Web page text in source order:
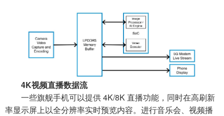
4K视频直播数据流
一些旗舰手机可以提供 4K/8K 直播功能，同时在高刷新
率显示屏上以全分辨率实时预览内容。进行音乐会、视频播